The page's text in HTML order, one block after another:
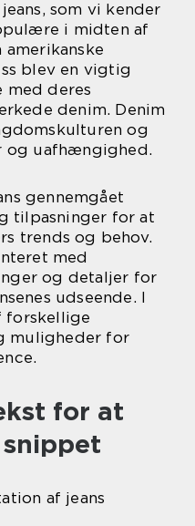
som vi kender
i midten af
blev en vigtig
med deres
denim. Denim
og
og uafhængighed.
gennemgået
tilpasninger for at
trends og behov.
med
og detaljer for
udseende. I
forskellige
muligheder for
for at
af jeans